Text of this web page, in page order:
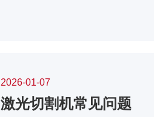
2026-01-07
激光切割机常见问题